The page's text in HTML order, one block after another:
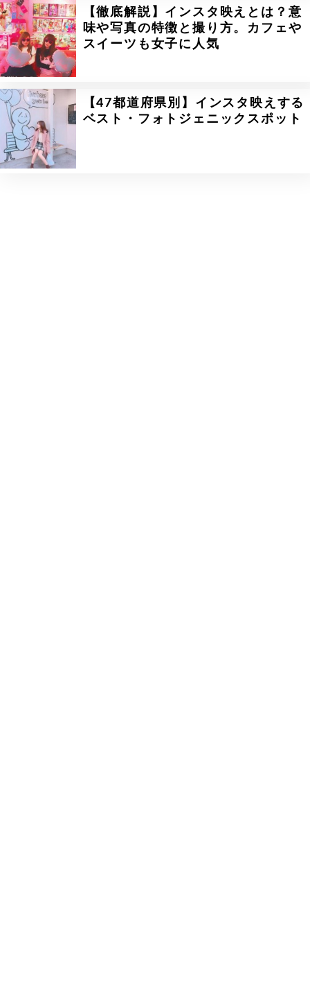
【徹底解説】インスタ映えとは？意
味や写真の特徴と撮り方。カフェや
スイーツも女子に人気
【47都道府県別】インスタ映えする
ベスト・フォトジェニックスポット